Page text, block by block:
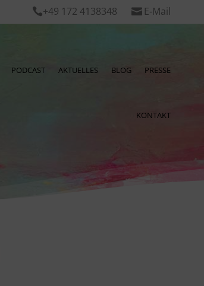
+49 172 4138348  E-Mail
PODCAST AKTUELLES BLOG PRESSE
KONTAKT